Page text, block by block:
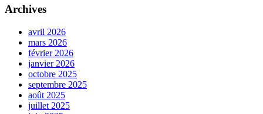
Archives
avril 2026
mars 2026
février 2026
janvier 2026
octobre 2025
septembre 2025
août 2025
juillet 2025